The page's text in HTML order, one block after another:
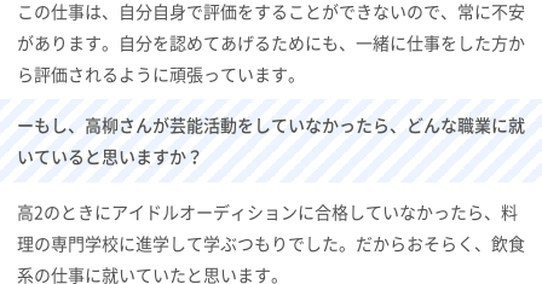
この仕事は、自分自身で評価をすることができないので、常に不安
があります。自分を認めてあげるためにも、一緒に仕事をした方か
ら評価されるように頑張っています。
ーもし、高柳さんが芸能活動をしていなかったら、どんな職業に就
いていると思いますか？
高2のときにアイドルオーディションに合格していなかったら、料
理の専門学校に進学して学ぶつもりでした。だからおそらく、飲食
系の仕事に就いていたと思います。